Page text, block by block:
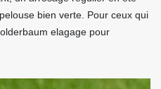
bien verte. Pour ceux qui
elagage pour